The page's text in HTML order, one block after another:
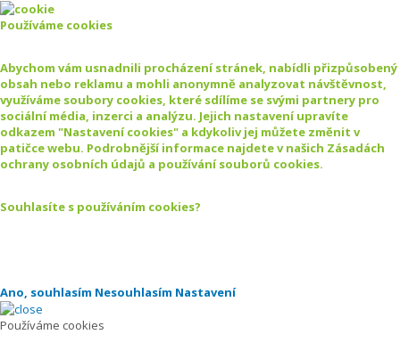
Používáme cookies
Abychom vám usnadnili procházení stránek, nabídli přizpůsobený
obsah nebo reklamu a mohli anonymně analyzovat návštěvnost,
využíváme soubory cookies, které sdílíme se svými partnery pro
sociální média, inzerci a analýzu. Jejich nastavení upravíte
odkazem "Nastavení cookies" a kdykoliv jej můžete změnit v
patičce webu. Podrobnější informace najdete v našich Zásadách
ochrany osobních údajů a používání souborů cookies.
Souhlasíte s používáním cookies?
Ano, souhlasím Nesouhlasím Nastavení
Používáme cookies